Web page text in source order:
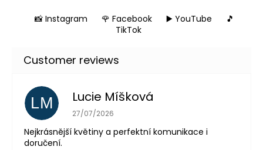
📸 Instagram 🌹 Facebook ▶️ YouTube
🎵
TikTok
LM Lucie Míšková
The store rating is 5 out of 5 stars.
27/07/2026
Nejkrásnější květiny a perfektní komunikace i
doručení.